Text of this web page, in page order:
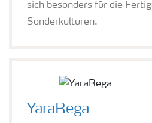
sich besonders für die
Sonderkulturen.
YaraRega